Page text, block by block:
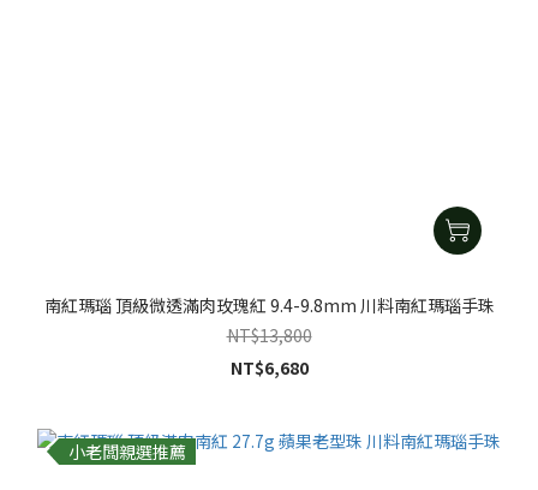
南紅瑪瑙 頂級微透滿肉玫瑰紅 9.4-9.8mm 川料南紅瑪瑙手珠
NT$13,800
NT$6,680
小老闆親選推薦